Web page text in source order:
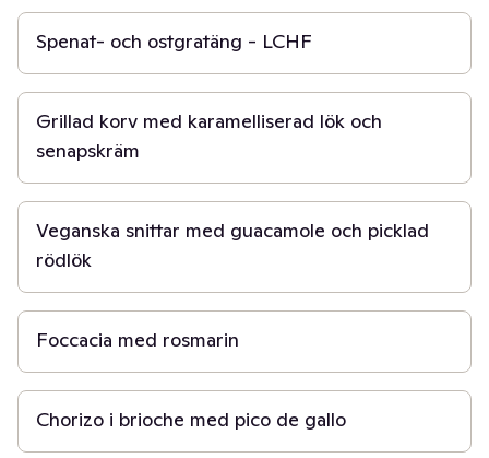
Spenat- och ostgratäng - LCHF
20 min
Grillad korv med karamelliserad lök och
senapskräm
45 min
Veganska snittar med guacamole och picklad
rödlök
1 t 30 min
Foccacia med rosmarin
30 min
Chorizo i brioche med pico de gallo
30 min